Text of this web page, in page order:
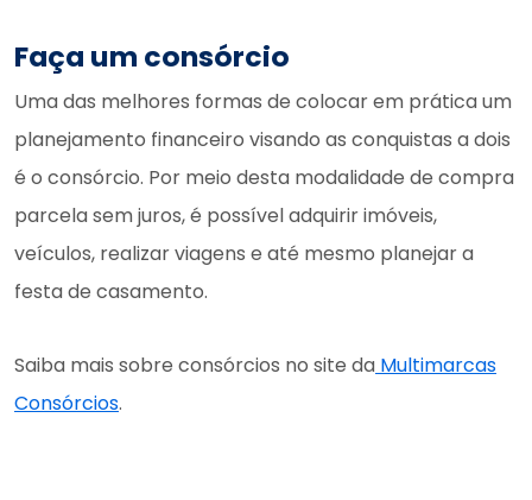
Faça um consórcio
Uma das melhores formas de colocar em prática um
planejamento financeiro visando as conquistas a dois
é o consórcio. Por meio desta modalidade de compra
parcela sem juros, é possível adquirir imóveis,
veículos, realizar viagens e até mesmo planejar a
festa de casamento.
Saiba mais sobre consórcios no site da Multimarcas
Consórcios.